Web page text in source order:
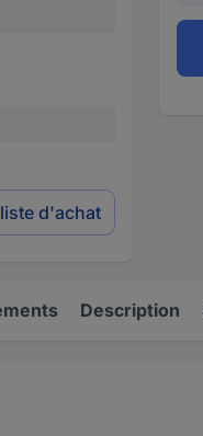
d'achat
Description